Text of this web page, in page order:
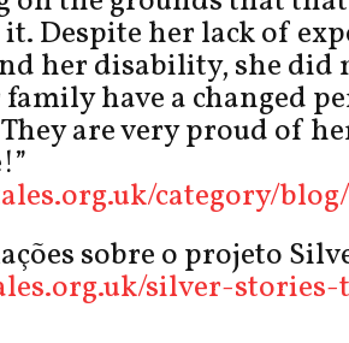
it. Despite her lack of
her disability, she did
have a changed
are very proud of
category/blog/
sobre o projeto
silver-